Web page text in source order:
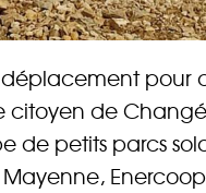
pour
de
de petits parcs
de souscription
vos actions